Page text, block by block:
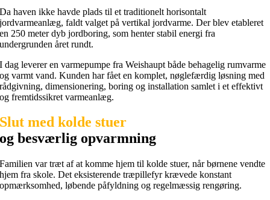
Da haven ikke havde plads til et traditionelt horisontalt
jordvarmeanlæg, faldt valget på vertikal jordvarme. Der blev etableret
en 250 meter dyb jordboring, som henter stabil energi fra
undergrunden året rundt.
I dag leverer en varmepumpe fra Weishaupt både behagelig rumvarme
og varmt vand. Kunden har fået en komplet, nøglefærdig løsning med
rådgivning, dimensionering, boring og installation samlet i et effektivt
og fremtidssikret varmeanlæg.
Slut med kolde stuer
og besværlig opvarmning
Familien var træt af at komme hjem til kolde stuer, når børnene vendte
hjem fra skole. Det eksisterende træpillefyr krævede konstant
opmærksomhed, løbende påfyldning og regelmæssig rengøring.